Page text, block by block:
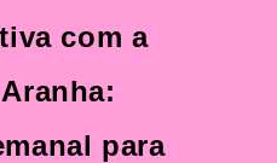
com a
para